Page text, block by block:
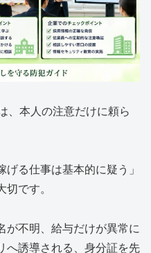
、本人の注意だけに頼ら
る仕事は基本的に疑う」
です。
が不明、給与だけが異常に
へ誘導される、身分証を先